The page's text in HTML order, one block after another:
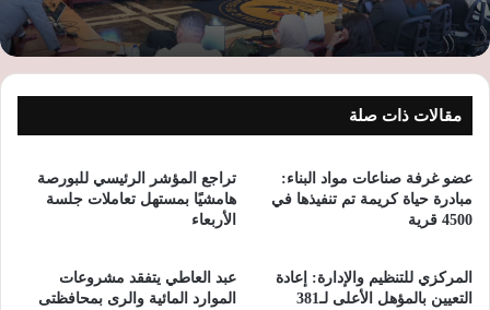
مقالات ذات صلة
عضو غرفة صناعات مواد البناء:
مبادرة حياة كريمة تم تنفيذها في
4500 قرية
تراجع المؤشر الرئيسي للبورصة
هامشيًا بمستهل تعاملات جلسة
الأربعاء
المركزي للتنظيم والإدارة: إعادة
التعيين بالمؤهل الأعلى لـ381
عبد العاطي يتفقد مشروعات
الموارد المائية والرى بمحافظتى